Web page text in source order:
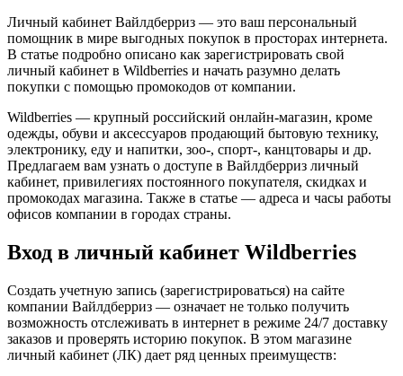
Личный кабинет Вайлдберриз — это ваш персональный
помощник в мире выгодных покупок в просторах интернета.
В статье подробно описано как зарегистрировать свой
личный кабинет в Wildberries и начать разумно делать
покупки с помощью промокодов от компании.
Wildberries — крупный российский онлайн-магазин, кроме
одежды, обуви и аксессуаров продающий бытовую технику,
электронику, еду и напитки, зоо-, спорт-, канцтовары и др.
Предлагаем вам узнать о доступе в Вайлдберриз личный
кабинет, привилегиях постоянного покупателя, скидках и
промокодах магазина. Также в статье — адреса и часы работы
офисов компании в городах страны.
Вход в личный кабинет Wildberries
Создать учетную запись (зарегистрироваться) на сайте
компании Вайлдберриз — означает не только получить
возможность отслеживать в интернет в режиме 24/7 доставку
заказов и проверять историю покупок. В этом магазине
личный кабинет (ЛК) дает ряд ценных преимуществ: